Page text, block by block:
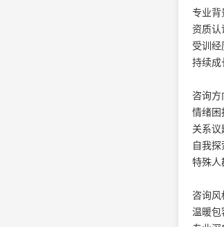
专业背
资质认
受训
持续成
咨询方
情绪困
关系议
自我
特殊人
咨询风
温暖包